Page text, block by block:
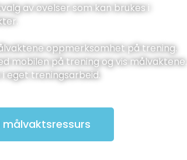
av øvelser som kan brukes i
oppmerksomhet på trening.
mobilen på trening og vis målvaktene.
eget treningsarbeid.
målvaktsressurs